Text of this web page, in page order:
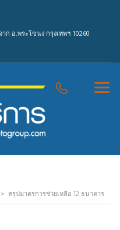
ก อ.พระโขนง กรุงเทพฯ 10260
> สรุปมาตรการช่วยเหลือ 12 ธนาคาร